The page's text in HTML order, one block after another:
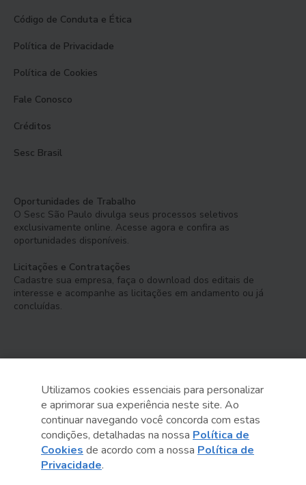
Código de Conduta e Ética
Política de Privacidade
Política de Cookies
Fale Conosco
Créditos
Sesc Brasil
Oportunidades de Trabalho
O Sesc São Paulo divulga seus processos seletivos
exclusivamente online. Acesse agora e confira as
oportunidades disponíveis.
Licitações e Contratações
Cadastre sua empresa, faça o download dos editais de
interesse e acompanhe as licitações em andamento ou já
concluídas.
Serviço Social do Comércio
Administração Regional no Estado de São Paulo
Sesc São Paulo por aí:
Utilizamos cookies essenciais para personalizar
e aprimorar sua experiência neste site. Ao
continuar navegando você concorda com estas
condições, detalhadas na nossa Política de
Cookies de acordo com a nossa Política de
Privacidade.